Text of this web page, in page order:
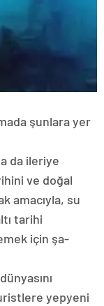
şunlara yer
da ileriye
ve doğal
amacıyla, su
tarihi
için şa-
yepyeni